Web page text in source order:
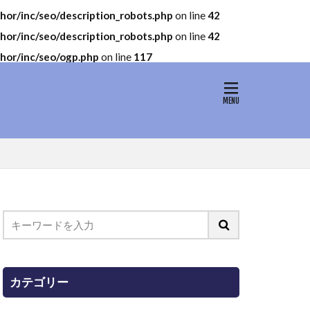
inc/seo/description_robots.php on line42
inc/seo/description_robots.php on line42
inc/seo/ogp.php on line 117
カテゴリー